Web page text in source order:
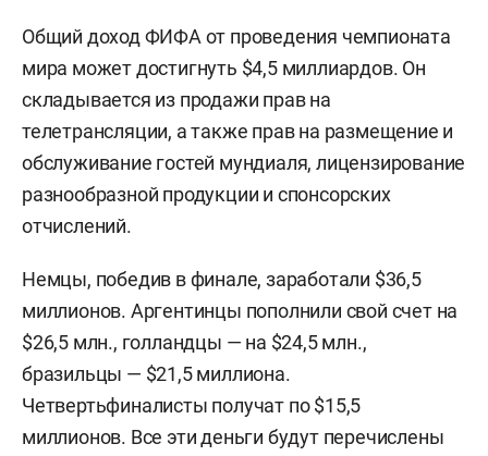
Общий доход ФИФА от проведения чемпионата
мира может достигнуть $4,5 миллиардов. Он
складывается из продажи прав на
телетрансляции, а также прав на размещение и
обслуживание гостей мундиаля, лицензирование
разнообразной продукции и спонсорских
отчислений.
Немцы, победив в финале, заработали $36,5
миллионов. Аргентинцы пополнили свой счет на
$26,5 млн., голландцы — на $24,5 млн.,
бразильцы — $21,5 миллиона.
Четвертьфиналисты получат по $15,5
миллионов. Все эти деньги будут перечислены